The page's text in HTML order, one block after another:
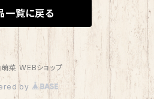
一覧に戻る
菜 WEBショップ
by